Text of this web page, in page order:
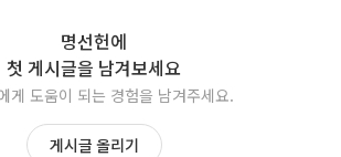
명선헌에
첫 게시글을 남겨보세요
게 도움이 되는 경험을 남겨주세요.
게시글 올리기